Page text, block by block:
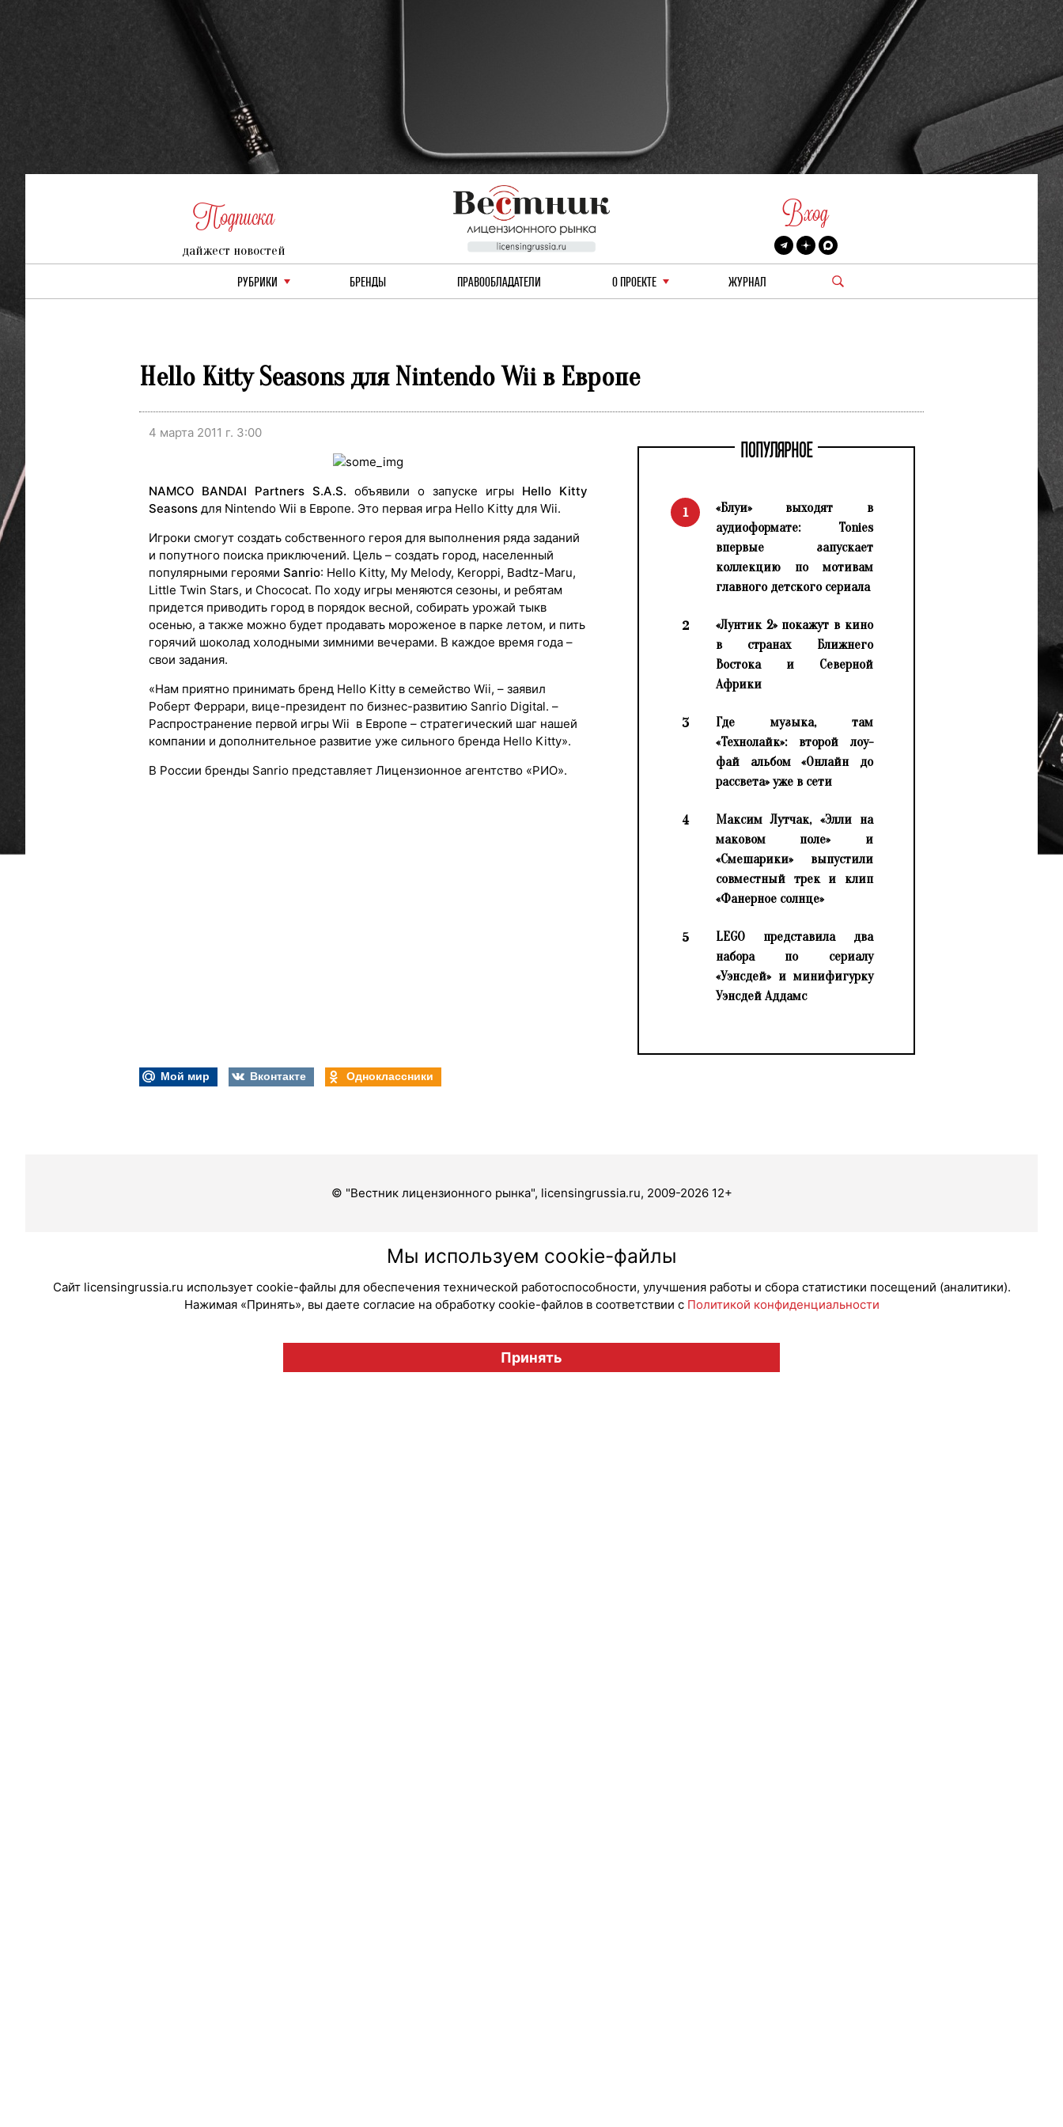
Подписка
дайжест новостей
Вход
РУБРИКИ БРЕНДЫ ПРАВООБЛАДАТЕЛИ О ПРОЕКТЕ ЖУРНАЛ
Hello Kitty Seasons для Nintendo Wii в Европе
4 марта 2011 г. 3:00
NAMCO BANDAI Partners S.A.S.объявили о запуске игры Hello Kitty
Seasons для Nintendo Wii в Европе. Это первая игра Hello Kitty для Wii.
Игроки смогут создать собственного героя для выполнения ряда заданий
и попутного поиска приключений. Цель – создать город, населенный
популярными героями Sanrio: Hello Kitty, My Melody, Keroppi, Badtz-Maru,
Little Twin Stars, и Chococat. По ходу игры меняются сезоны, и ребятам
придется приводить город в порядок весной, собирать урожай тыкв
осенью, а также можно будет продавать мороженое в парке летом, и пить
горячий шоколад холодными зимними вечерами. В каждое время года –
свои задания.
«Нам приятно принимать бренд Hello Kitty в семейство Wii, – заявил
Роберт Феррари, вице-президент по бизнес-развитию Sanrio Digital. –
Распространение первой игры Wii в Европе – стратегический шаг нашей
компании и дополнительное развитие уже сильного бренда Hello Kitty».
В России бренды Sanrio представляет Лицензионное агентство «РИО».
ПОПУЛЯРНОЕ
1
«Блуи» выходят в
аудиоформате: Tonies
впервые запускает
коллекцию по мотивам
главного детского сериала
2
«Лунтик 2» покажут в кино
в странах Ближнего
Востока и Северной
Африки
3
Где музыка, там
«Технолайк»: второй лоу-
фай альбом «Онлайн до
рассвета» уже в сети
4
Максим Лутчак, «Элли на
маковом поле» и
«Смешарики» выпустили
совместный трек и клип
«Фанерное солнце»
5
LEGO представила два
набора по сериалу
«Уэнсдей» и минифигурку
Уэнсдей Аддамс
Мой мир Вконтакте Одноклассники
© "Вестник лицензионного рынка", licensingrussia.ru, 2009-2026 12+
Мы используем cookie-файлы
Сайт licensingrussia.ru использует cookie-файлы для обеспечения технической работоспособности, улучшения работы и сбора статистики посещений (аналитики).
Нажимая «Принять», вы даете согласие на обработку cookie-файлов в соответствии с Политикой конфиденциальности
Принять